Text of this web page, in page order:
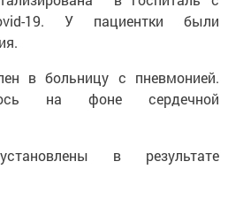
19. У пациентки были
в больницу с пневмонией.
на фоне сердечной
в результате